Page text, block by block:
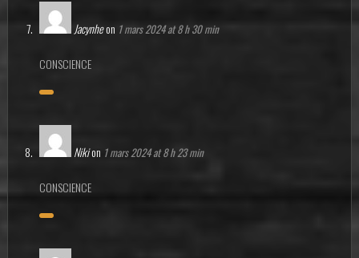
Jacynheon 1 mars 2024 at 8 h 30 min
CONSCIENCE
Nikion 1 mars 2024 at 8 h 23 min
CONSCIENCE